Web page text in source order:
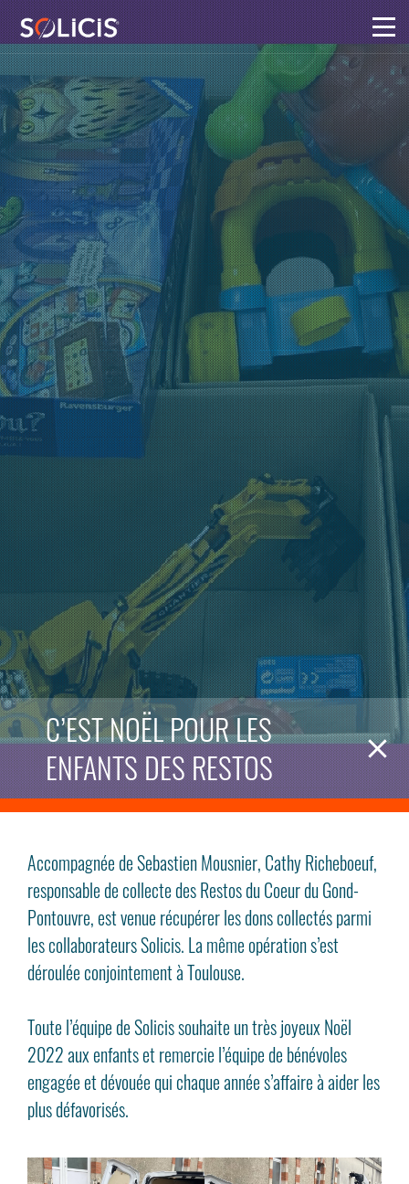
C’EST NOËL POUR LES
ENFANTS DES RESTOS
Accompagnée de Sebastien Mousnier, Cathy Richeboeuf,
responsable de collecte des Restos du Coeur du Gond-
Pontouvre, est venue récupérer les dons collectés parmi
les collaborateurs Solicis. La même opération s’est
déroulée conjointement à Toulouse.
Toute l’équipe de Solicis souhaite un très joyeux Noël
2022 aux enfants et remercie l’équipe de bénévoles
engagée et dévouée qui chaque année s’affaire à aider les
plus défavorisés.
Panneau de gestion des cookies